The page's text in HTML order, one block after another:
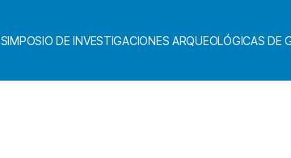
SIMPOSIO DE INVESTIGACIONES ARQUEOLÓGICAS DE